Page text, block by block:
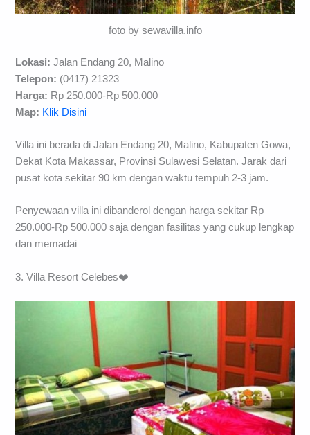
foto by sewavilla.info
Lokasi: Jalan Endang 20, Malino
Telepon: (0417) 21323
Harga: Rp 250.000-Rp 500.000
Map: Klik Disini
Villa ini berada di Jalan Endang 20, Malino, Kabupaten Gowa,
Dekat Kota Makassar, Provinsi Sulawesi Selatan. Jarak dari
pusat kota sekitar 90 km dengan waktu tempuh 2-3 jam.
Penyewaan villa ini dibanderol dengan harga sekitar Rp
250.000-Rp 500.000 saja dengan fasilitas yang cukup lengkap
dan memadai
3. Villa Resort Celebes❤️